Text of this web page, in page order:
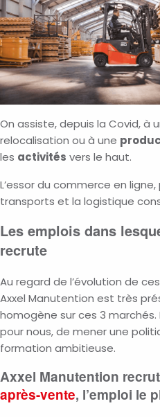
On assiste, depuis la Covid, à
relocalisation ou à une
les activités vers le haut.
L’essor du commerce en
transports et la logistique
Les emplois dans
recrute
Au regard de l’évolution de
Axxel Manutention est très
homogène sur ces 3
pour nous, de mener une
formation ambitieuse.
Axxel Manutention
après-vente, l’emploi le